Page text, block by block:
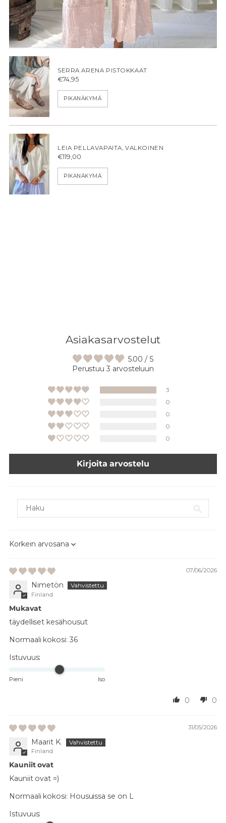
SERRA ARENA PISTOKKAAT
€74,95
PIKANÄKYMÄ
LEIA PELLAVAPAITA, VALKOINEN
€119,00
PIKANÄKYMÄ
Asiakasarvostelut
5.00 / 5
Perustuu 3 arvosteluun
3
0
0
0
0
Kirjoita arvostelu
Sort by
07/06/2026
Nimetön
Finland
Mukavat
täydelliset kesähousut
Normaali kokosi: 36
Istuvuus:
Pieni Iso
0 0
31/05/2026
Maarit K.
Finland
Kauniit ovat
Kauniit ovat =)
Normaali kokosi: Housuissa se on L
Istuvuus: